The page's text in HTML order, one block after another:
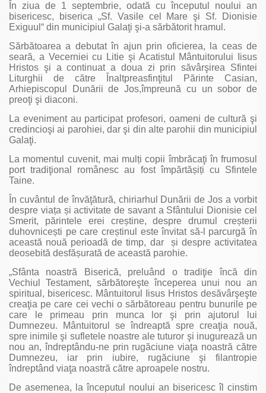
În ziua de 1 septembrie, odată cu începutul noului an
bisericesc, biserica „Sf. Vasile cel Mare şi Sf. Dionisie
Exiguul“ din municipiul Galaţi şi-a sărbătorit hramul.
Sărbătoarea a debutat în ajun prin oficierea, la ceas de
seară, a Vecerniei cu Litie şi Acatistul Mântuitorului Iisus
Hristos şi a continuat a doua zi prin săvârşirea Sfintei
Liturghii de către Înaltpreasfinţitul Părinte Casian,
Arhiepiscopul Dunării de Jos,împreună cu un sobor de
preoţi şi diaconi.
La eveniment au participat profesori, oameni de cultură şi
credincioşi ai parohiei, dar şi din alte parohii din municipiul
Galaţi.
La momentul cuvenit, mai mulți copii îmbrăcaţi în frumosul
port tradiţional românesc au fost împărtășiți cu Sfintele
Taine.
În cuvântul de învăţătură, chiriarhul Dunării de Jos a vorbit
despre viața și activitate de savant a Sfântului Dionisie cel
Smerit, părintele erei creștine, despre drumul creșterii
duhovnicești pe care creștinul este învitat să-l parcurgă în
această nouă perioadă de timp, dar și despre activitatea
deosebită desfășurată de această parohie.
„Sfânta noastră Biserică, preluând o tradiţie încă din
Vechiul Testament, sărbătoreşte începerea unui nou an
spiritual, bisericesc. Mântuitorul Iisus Hristos desăvârşeşte
creaţia pe care cei vechi o sărbătoreau pentru bunurile pe
care le primeau prin munca lor şi prin ajutorul lui
Dumnezeu. Mântuitorul se îndreaptă spre creaţia nouă,
spre inimile şi sufletele noastre ale tuturor şi inugurează un
nou an, îndreptându-ne prin rugăciune viaţa noastră către
Dumnezeu, iar prin iubire, rugăciune şi filantropie
îndreptând viaţa noastră către aproapele nostru.
De asemenea, la începutul noului an bisericesc îl cinstim